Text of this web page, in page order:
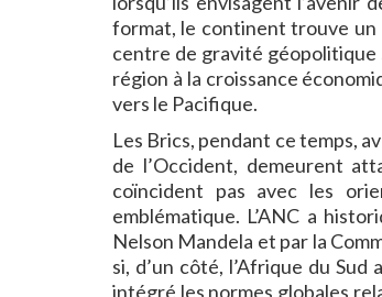
format, le continent trouve un
centre de gravité géopolitique
région à la croissance
vers le Pacifique.
Les Brics, pendant ce temps,
de l’Occident, demeurent
coïncident pas avec les
emblématique. L’ANC a
Nelson Mandela et par la
si, d’un côté, l’Afrique du Sud
intégré les normes globales